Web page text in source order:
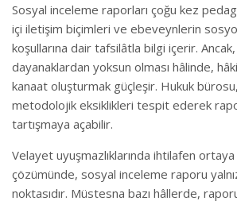
Sosyal inceleme raporları çoğu kez
içi iletişim biçimleri ve ebeveynlerin
koşullarına dair tafsilâtla bilgi içerir.
dayanaklardan yoksun olması hâlinde,
kanaat oluşturmak güçleşir. Hukuk
metodolojik eksiklikleri tespit ederek
tartışmaya açabilir.
Velayet uyuşmazlıklarında ihtilafen ortaya
çözümünde, sosyal inceleme raporu
noktasıdır. Müstesna bazı hâllerde,